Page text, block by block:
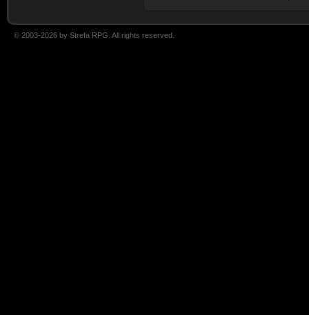
© 2003-2026 by Strefa RPG. All rights reserved.